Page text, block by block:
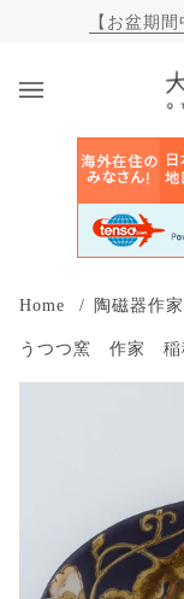
【お盆期
Home / 陶磁器作
うつつ窯 作家